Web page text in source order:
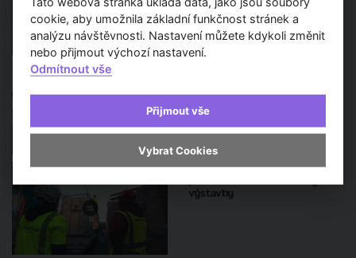
aktualizováno
Penta Real Estate by si také
vzal
Prefabrikovaná koupelna
jako součást moderní bytové
výstavby
cookie, aby umožnila základní funkčnost stránek a
analýzu návštěvnosti. Nastavení můžete kdykoli změnit
nebo přijmout výchozí nastavení.
Odmítnout vše
Přijmout vše
Vybrat Cookies